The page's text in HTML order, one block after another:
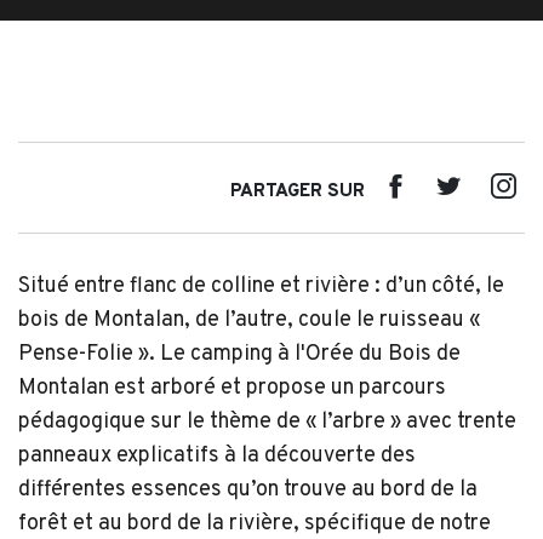
PARTAGER SUR
Situé entre flanc de colline et rivière : d’un côté, le
bois de Montalan, de l’autre, coule le ruisseau «
Pense-Folie ». Le camping à l'Orée du Bois de
Montalan est arboré et propose un parcours
pédagogique sur le thème de « l’arbre » avec trente
panneaux explicatifs à la découverte des
différentes essences qu’on trouve au bord de la
forêt et au bord de la rivière, spécifique de notre